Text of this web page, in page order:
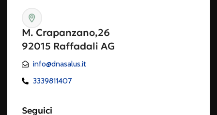
M. Crapanzano,26
92015 Raffadali AG
info@dnasalus.it
3339811407
Seguici